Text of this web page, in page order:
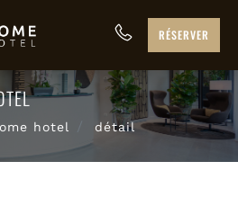
hotel détail
RÉSERVER